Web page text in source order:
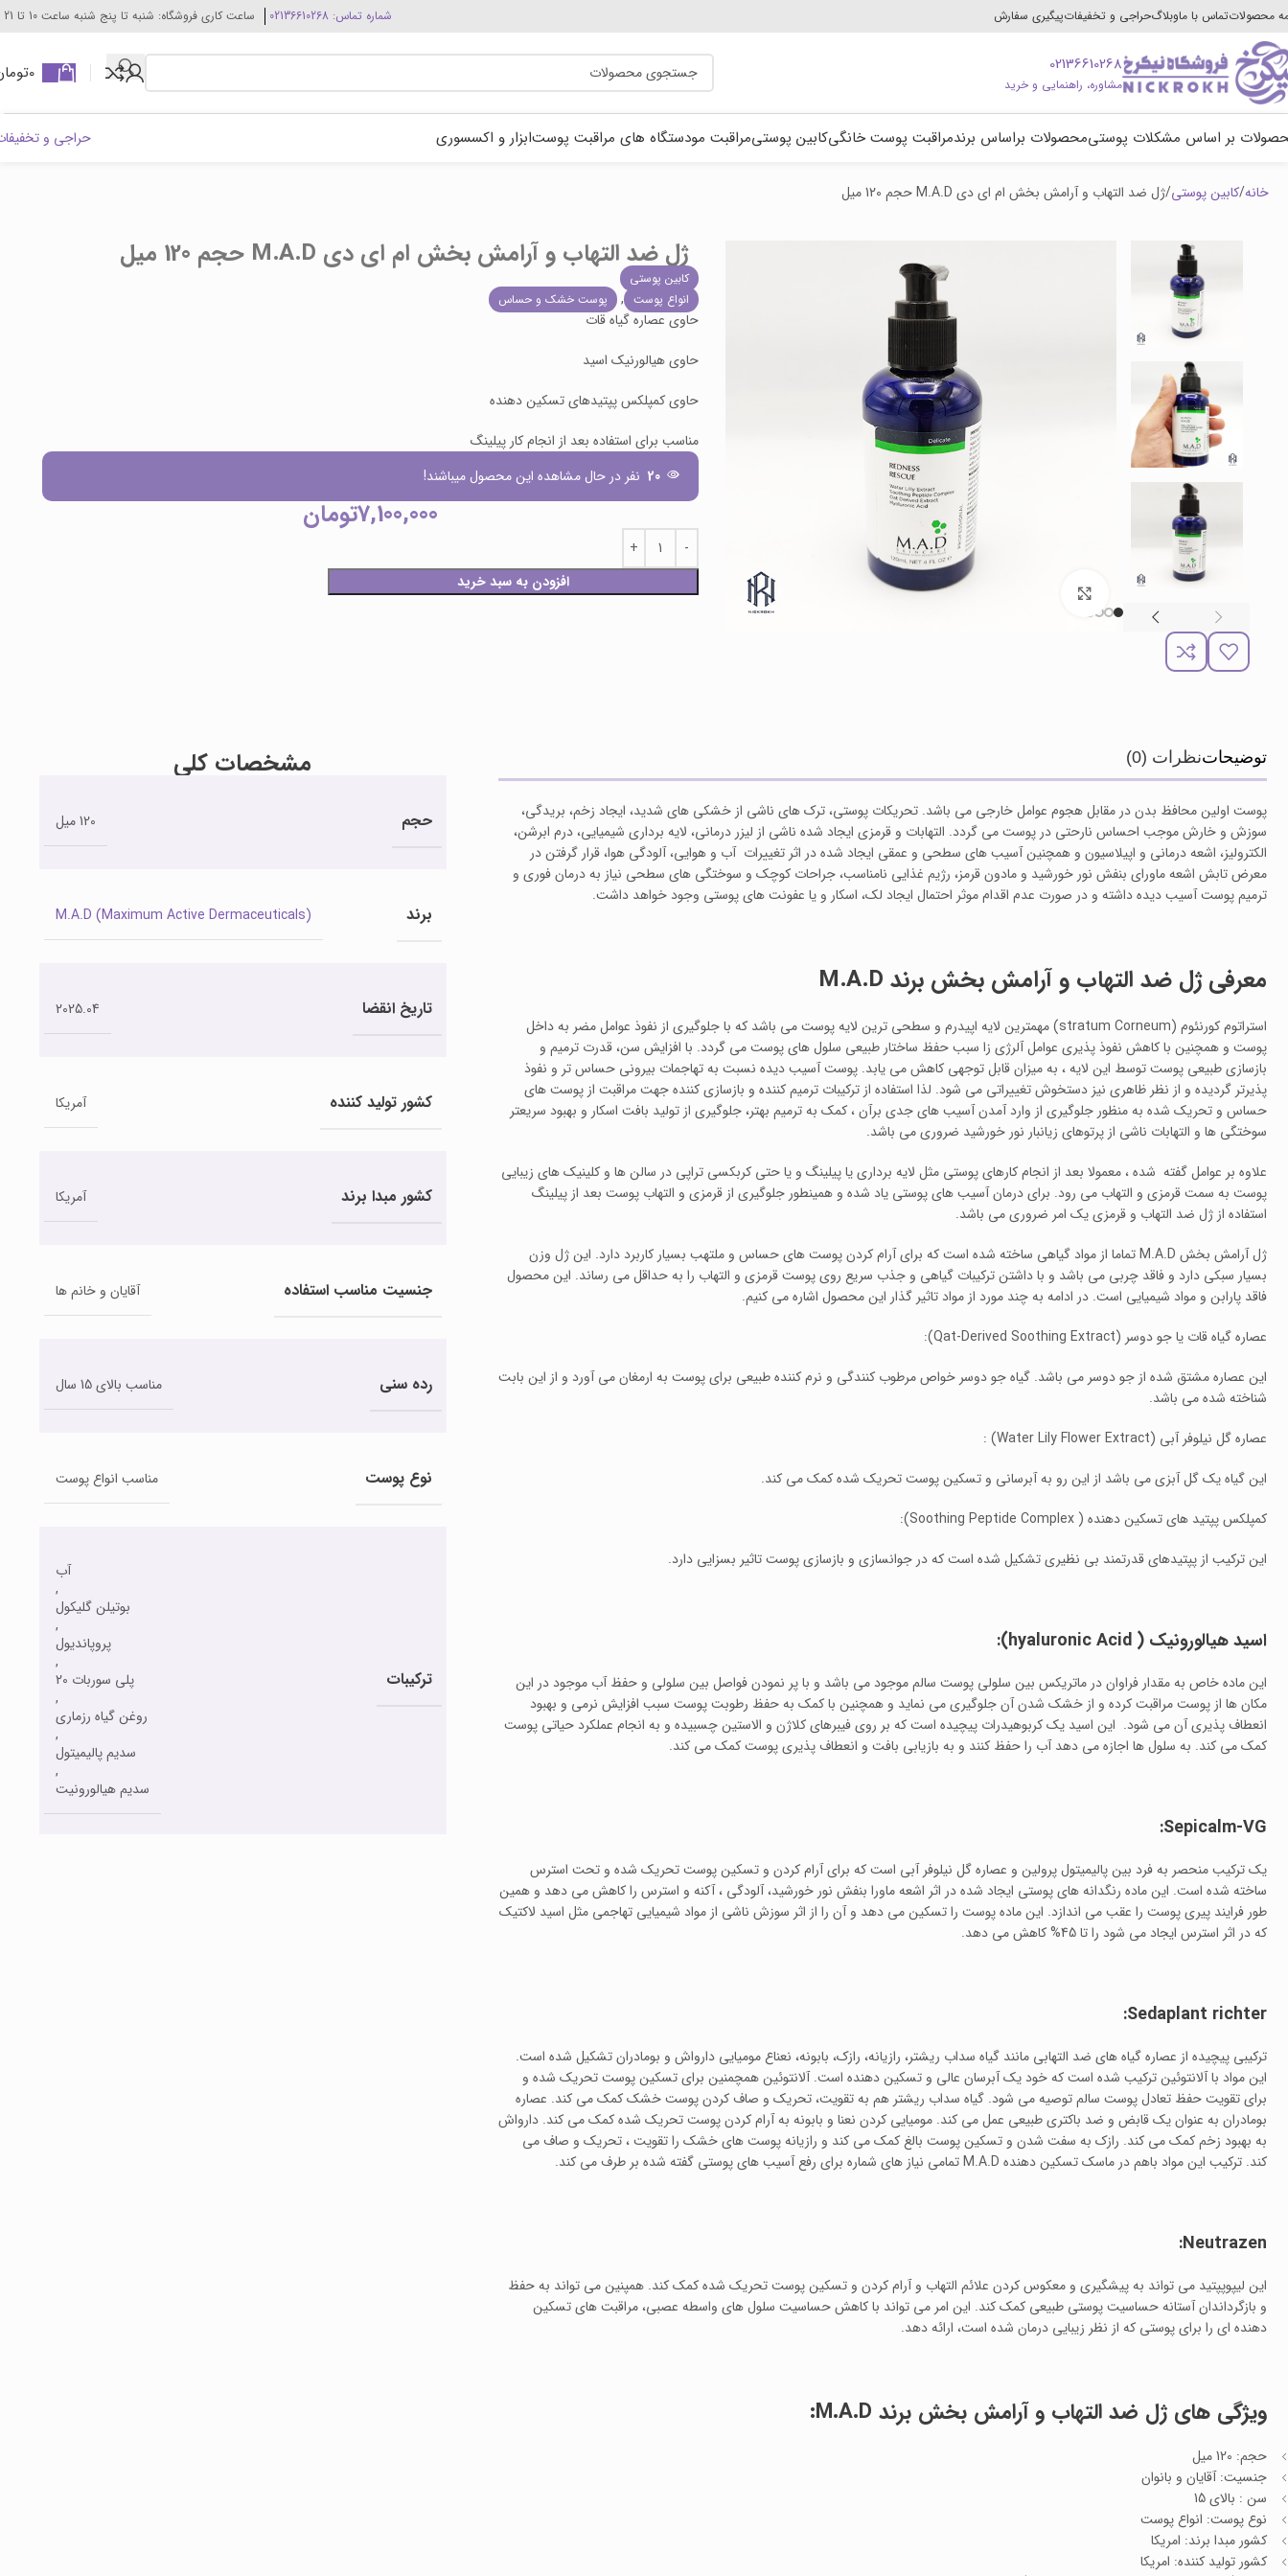
محصولاتتماس با ماوبلاگحراجی و تخفیفاتپیگیری سفارش شماره تماس: 02136610268 ساعت کاری فروشگاه: شنبه تا پنج شنبه ساعت 10 تا 21
02136610268
مشاوره، راهنمایی و خرید
0
بر اساس مشکلات پوستیمحصولات براساس برندمراقبت پوست خانگیکابین پوستیمراقبت مودستگاه های مراقبت پوستابزار و اکسسوری حراجی و
خانه کابین پوستی ژل ضد التهاب و آرامش بخش ام ای دی M.A.D حجم 120 میل
برای بزرگنمایی کلیک کنید
ژل ضد التهاب و آرامش بخش ام ای دی M.A.D حجم 120 میل
کابین پوستی
انواع پوست , پوست خشک و حساس
حاوی عصاره گیاه قات
حاوی هیالورنیک اسید
حاوی کمپلکس پپتیدهای تسکین دهنده
مناسب برای استفاده بعد از انجام کار پیلینگ
20 نفر در حال مشاهده این محصول میباشند!
7,100,000تومان
افزودن به سبد خرید
توضیحاتنظرات (0)
پوست اولین محافظ بدن در مقابل هجوم عوامل خارجی می باشد. تحریکات پوستی، ترک های ناشی از خشکی های شدید، ایجاد زخم، بریدگی،
سوزش و خارش موجب احساس نارحتی در پوست می گردد. التهابات و قرمزی ایجاد شده ناشی از لیزر درمانی، لایه برداری شیمیایی، درم ابرشن،
الکترولیز، اشعه درمانی و اپیلاسیون و همچنین آسیب های سطحی و عمقی ایجاد شده در اثر تغییرات آب و هوایی، آلودگی هوا، قرار گرفتن در
معرض تابش اشعه ماورای بنفش نور خورشید و مادون قرمز، رژیم غذایی نامناسب، جراحات کوچک و سوختگی های سطحی نیاز به درمان فوری و
ترمیم پوست آسیب دیده داشته و در صورت عدم اقدام موثر احتمال ایجاد لک، اسکار و یا عفونت های پوستی وجود خواهد داشت.
معرفی ژل ضد التهاب و آرامش بخش برند M.A.D
استراتوم کورنئوم (stratum Corneum) مهمترین لایه اپیدرم و سطحی ترین لایه پوست می باشد که با جلوگیری از نفوذ عوامل مضر به داخل
پوست و همچنین با کاهش نفوذ پذیری عوامل آلرژی زا سبب حفظ ساختار طبیعی سلول های پوست می گردد. با افزایش سن، قدرت ترمیم و
بازسازی طبیعی پوست توسط این لایه ، به میزان قابل توجهی کاهش می یابد. پوست آسیب دیده نسبت به تهاجمات بیرونی حساس تر و نفوذ
پذیرتر گردیده و از نظر ظاهری نیز دستخوش تغییراتی می شود. لذا استفاده از ترکیبات ترمیم کننده و بازسازی کننده جهت مراقبت از پوست های
حساس و تحریک شده به منظور جلوگیری از وارد آمدن آسیب های جدی برآن ، کمک به ترمیم بهتر، جلوگیری از تولید بافت اسکار و بهبود سریعتر
سوختگی ها و التهابات ناشی از پرتوهای زیانبار نور خورشید ضروری می باشد.
علاوه بر عوامل گفته شده ، معمولا بعد از انجام کارهای پوستی مثل لایه برداری یا پیلینگ و یا حتی کربکسی تراپی در سالن ها و کلینیک های زیبایی
پوست به سمت قرمزی و التهاب می رود. برای درمان آسیب های پوستی یاد شده و همینطور جلوگیری از قرمزی و التهاب پوست بعد از پیلینگ
استفاده از ژل ضد التهاب و قرمزی یک امر ضروری می باشد.
ژل آرامش بخش M.A.D تماما از مواد گیاهی ساخته شده است که برای آرام کردن پوست های حساس و ملتهب بسیار کاربرد دارد. این ژل وزن
بسیار سبکی دارد و فاقد چربی می باشد و با داشتن ترکیبات گیاهی و جذب سریع روی پوست قرمزی و التهاب را به حداقل می رساند. این محصول
فاقد پارابن و مواد شیمیایی است. در ادامه به چند مورد از مواد تاثیر گذار این محصول اشاره می کنیم.
عصاره گیاه قات یا جو دوسر (Qat-Derived Soothing Extract):
این عصاره مشتق شده از جو دوسر می باشد. گیاه جو دوسر خواص مرطوب کنندگی و نرم کننده طبیعی برای پوست به ارمغان می آورد و از این بابت
شناخته شده می باشد.
عصاره گل نیلوفر آبی (Water Lily Flower Extract) :
این گیاه یک گل آبزی می باشد از این رو به آبرسانی و تسکین پوست تحریک شده کمک می کند.
کمپلکس پپتید های تسکین دهنده ( Soothing Peptide Complex):
این ترکیب از پپتیدهای قدرتمند بی نظیری تشکیل شده است که در جوانسازی و بازسازی پوست تاثیر بسزایی دارد.
اسید هیالورونیک ( hyaluronic Acid):
این ماده خاص به مقدار فراوان در ماتریکس بین سلولی پوست سالم موجود می باشد و با پر نمودن فواصل بین سلولی و حفظ آب موجود در این
مکان ها از پوست مراقبت کرده و از خشک شدن آن جلوگیری می نماید و همچنین با کمک به حفظ رطوبت پوست سبب افزایش نرمی و بهبود
انعطاف پذیری آن می شود. این اسید یک کربوهیدرات پیچیده است که بر روی فیبرهای کلاژن و الاستین چسبیده و به انجام عملکرد حیاتی پوست
کمک می کند. به سلول ها اجازه می دهد آب را حفظ کنند و به بازیابی بافت و انعطاف پذیری پوست کمک می کند.
Sepicalm-VG:
یک ترکیب منحصر به فرد بین پالیمیتول پرولین و عصاره گل نیلوفر آبی است که برای آرام کردن و تسکین پوست تحریک شده و تحت استرس
ساخته شده است. این ماده رنگدانه های پوستی ایجاد شده در اثر اشعه ماورا بنفش نور خورشید، آلودگی ، آکنه و استرس را کاهش می دهد و همین
طور فرایند پیری پوست را عقب می اندازد. این ماده پوست را تسکین می دهد و آن را از اثر سوزش ناشی از مواد شیمیایی تهاجمی مثل اسید لاکتیک
که در اثر استرس ایجاد می شود را تا 45% کاهش می دهد.
Sedaplant richter:
ترکیبی پیچیده از عصاره گیاه های ضد التهابی مانند گیاه سداب ریشتر، رازیانه، رازک، بابونه، نعناع مومیایی دارواش و بومادران تشکیل شده است.
این مواد با آلانتوئین ترکیب شده است که خود یک آبرسان عالی و تسکین دهنده است. آلانتوئین همچمنین برای تسکین پوست تحریک شده و
برای تقویت حفظ تعادل پوست سالم توصیه می شود. گیاه سداب ریشتر هم به تقویت، تحریک و صاف کردن پوست خشک کمک می کند. عصاره
بومادران به عنوان یک قابض و ضد باکتری طبیعی عمل می کند. مومیایی کردن نعنا و بابونه به آرام کردن پوست تحریک شده کمک می کند. دارواش
به بهبود زخم کمک می کند. رازک به سفت شدن و تسکین پوست بالغ کمک می کند و رازیانه پوست های خشک را تقویت ، تحریک و صاف می
کند. ترکیب این مواد باهم در ماسک تسکین دهنده M.A.D تمامی نیاز های شماره برای رفع آسیب های پوستی گفته شده بر طرف می کند.
Neutrazen:
این لیپوپپتید می تواند به پیشگیری و معکوس کردن علائم التهاب و آرام کردن و تسکین پوست تحریک شده کمک کند. همپنین می تواند به حفظ
و بازگرداندان آستانه حساسیت پوستی طبیعی کمک کند. این امر می تواند با کاهش حساسیت سلول های واسطه عصبی، مراقبت های تسکین
دهنده ای را برای پوستی که از نظر زیبایی درمان شده است، ارائه دهد.
ویژگی های ژل ضد التهاب و آرامش بخش برند M.A.D:
حجم: 120 میل
جنسیت: آقایان و بانوان
سن : بالای 15
نوع پوست: انواع پوست
کشور مبدا برند: امریکا
کشور تولید کننده: امریکا
مشخصات کلی
حجم 120 میل
برند M.A.D (Maximum Active Dermaceuticals)
تاریخ انقضا 2025.04
کشور تولید کننده آمریکا
کشور مبدا برند آمریکا
جنسیت مناسب استفاده آقایان و خانم ها
رده سنی مناسب بالای 15 سال
نوع پوست مناسب انواع پوست
ترکیبات
آب
,
بوتیلن گلیکول
,
پروپاندیول
,
پلی سوربات 20
,
روغن گیاه رزماری
,
سدیم پالیمیتول
,
سدیم هیالورونیت